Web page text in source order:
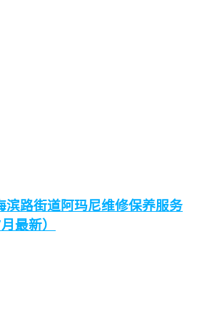
滨路街道阿玛尼维修保养服务
最新）